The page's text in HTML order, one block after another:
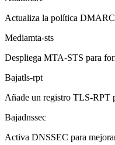
Actualiza la política DMARC
Mediamta-sts
Despliega MTA-STS para
Bajatls-rpt
Añade un registro TLS-RPT
Bajadnssec
Activa DNSSEC para